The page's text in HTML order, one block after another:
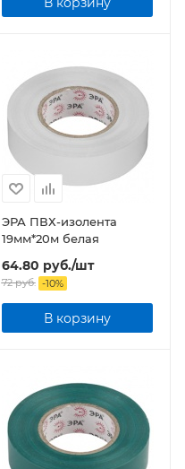
ЭРА ПВХ-изолента
19мм*20м белая
64.80 руб./шт
72руб. -10%
В корзину